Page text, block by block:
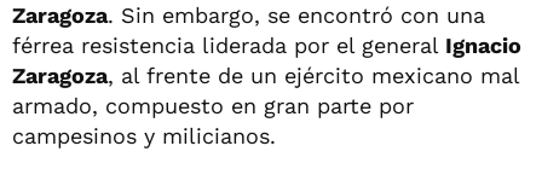
Zaragoza. Sin embargo, se encontró con una
férrea resistencia liderada por el general Ignacio
Zaragoza, al frente de un ejército mexicano mal
armado, compuesto en gran parte por
campesinos y milicianos.